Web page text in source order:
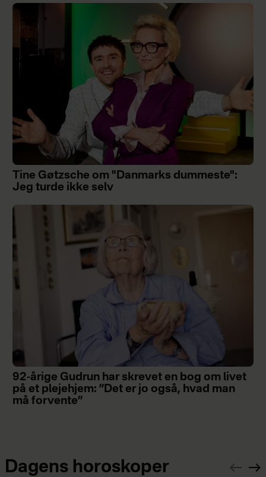
Tine Gøtzsche om "Danmarks dummeste":
Jeg turde ikke selv
92-årige Gudrun har skrevet en bog om livet
på et plejehjem: ”Det er jo også, hvad man
må forvente”
Dagens horoskoper